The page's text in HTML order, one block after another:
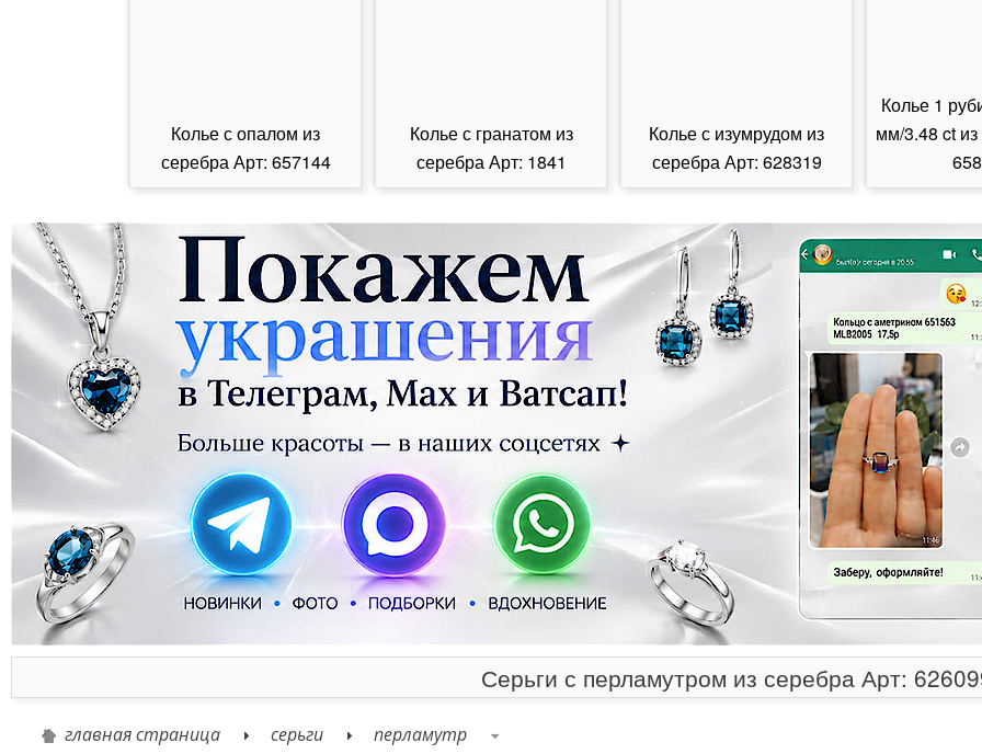
Колье с опалом из
серебра Арт: 657144
Колье с гранатом из
серебра Арт: 1841
Колье с изумрудом из
серебра Арт: 628319
Колье 1
мм/3.48 ct
Серьги с перламутром из серебра Арт:
главная страница серьги перламутр